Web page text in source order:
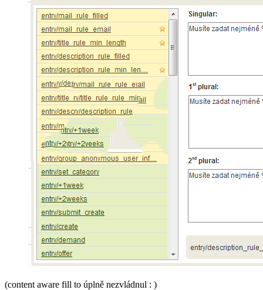
(content aware fill to úplně nezvládnul : )